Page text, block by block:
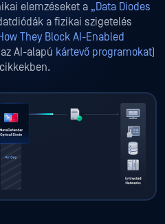
elemzéseket a „Data Diodes
a fizikai szigetelés
They Block AI-Enabled
AI-alapú kártevő programokat)